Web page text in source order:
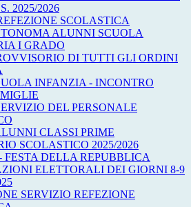
2025/2026
SCOLASTICA
ALUNNI SCUOLA
I GRADO
DI TUTTI GLI ORDINI
INFANZIA - INCONTRO
DEL PERSONALE
CLASSI PRIME
SCOLASTICO 2025/2026
FESTA DELLA REPUBBLICA
ELETTORALI DEI GIORNI 8-9
SERVIZIO REFEZIONE